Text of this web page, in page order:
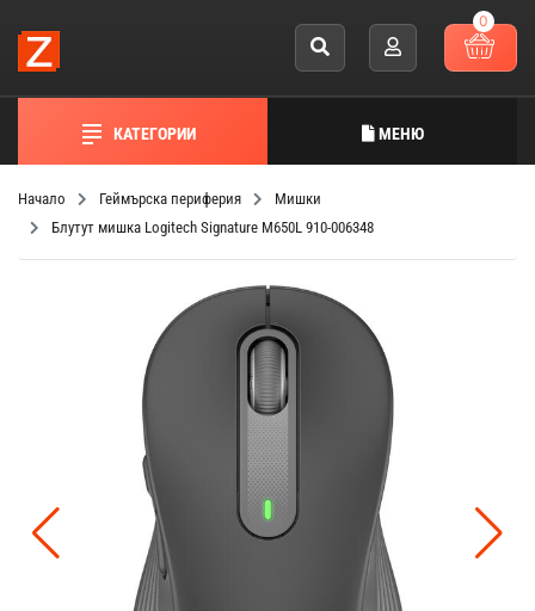
0
КАТЕГОРИИ МЕНЮ
Начало Геймърска периферия
Мишки
Блутут мишка Logitech Signature M650L 910-006348